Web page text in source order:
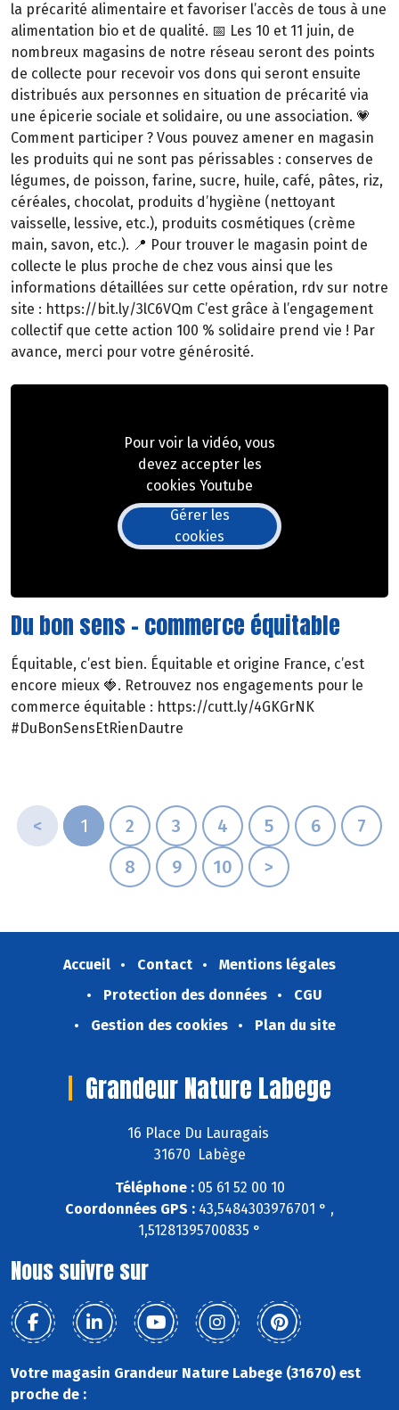
la précarité alimentaire et favoriser l’accès de tous à une
alimentation bio et de qualité. 📅 Les 10 et 11 juin, de
nombreux magasins de notre réseau seront des points
de collecte pour recevoir vos dons qui seront ensuite
distribués aux personnes en situation de précarité via
une épicerie sociale et solidaire, ou une association. 💗
Comment participer ? Vous pouvez amener en magasin
les produits qui ne sont pas périssables : conserves de
légumes, de poisson, farine, sucre, huile, café, pâtes, riz,
céréales, chocolat, produits d’hygiène (nettoyant
vaisselle, lessive, etc.), produits cosmétiques (crème
main, savon, etc.). 📍 Pour trouver le magasin point de
collecte le plus proche de chez vous ainsi que les
informations détaillées sur cette opération, rdv sur notre
site : https://bit.ly/3lC6VQm C’est grâce à l’engagement
collectif que cette action 100 % solidaire prend vie ! Par
avance, merci pour votre générosité.
Pour voir la vidéo, vous
devez accepter les
cookies Youtube
Gérer les
cookies
Du bon sens - commerce équitable
Équitable, c’est bien. Équitable et origine France, c’est
encore mieux 🍓. Retrouvez nos engagements pour le
commerce équitable : https://cutt.ly/4GKGrNK
#DuBonSensEtRienDautre
< 1 2 3 4 5 6
7
8
9 10 >
Accueil Contact
Mentions légales
Protection des données
CGU
Gestion des cookies
Plan du site
Grandeur Nature Labege
16 Place Du Lauragais
31670 Labège
Téléphone :05 61 52 00 10
Coordonnées GPS : 43,5484303976701 ° ,
1,51281395700835 °
Nous suivre sur
Votre magasin Grandeur Nature Labege (31670) est
proche de :